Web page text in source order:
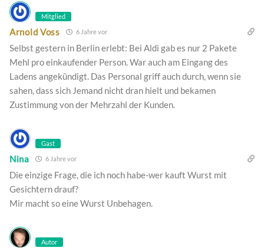
Mitglied
Arnold Voss 6 Jahre vor
Selbst gestern in Berlin erlebt: Bei Aldi gab es nur 2 Pakete
Mehl pro einkaufender Person. War auch am Eingang des
Ladens angekündigt. Das Personal griff auch durch, wenn sie
sahen, dass sich Jemand nicht dran hielt und bekamen
Zustimmung von der Mehrzahl der Kunden.
Gast
Nina 6 Jahre vor
Die einzige Frage, die ich noch habe-wer kauft Wurst mit
Gesichtern drauf?
Mir macht so eine Wurst Unbehagen.
Autor